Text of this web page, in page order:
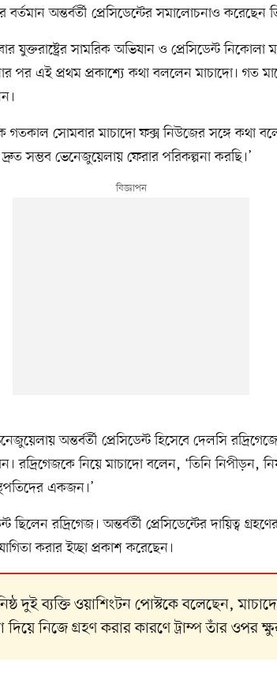
অন্তর্বর্তী প্রেসিডেন্টের সমালোচনাও করেছেন
যুক্তরাষ্ট্রের সামরিক অভিযান ও প্রেসিডেন্ট নিকোলা
পর এই প্রথম প্রকাশ্যে কথা বললেন মাচাদো। গত
গতকাল সোমবার মাচাদো ফক্স নিউজের সঙ্গে কথা
সম্ভব ভেনেজুয়েলায় ফেরার পরিকল্পনা করছি।’
অন্তর্বর্তী প্রেসিডেন্ট হিসেবে দেলসি
রদ্রিগেজকে নিয়ে মাচাদো বলেন, ‘তিনি নিপীড়ন,
একজন।’
ছিলেন রদ্রিগেজ। অন্তর্বর্তী প্রেসিডেন্টের দায়িত্ব
করার ইচ্ছা প্রকাশ করেছেন।
দুই ব্যক্তি ওয়াশিংটন পোস্টকে বলেছেন,
নিজে গ্রহণ করার কারণে ট্রাম্প তাঁর ওপর